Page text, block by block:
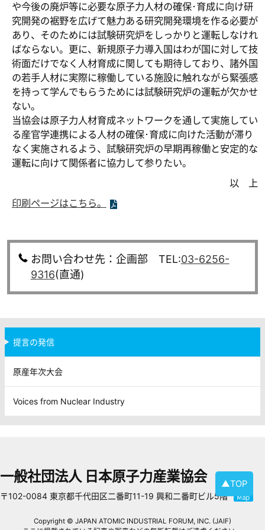
や今後の廃炉等に必要な原子力人材の確保･育成に向け研
究開発の裾野を広げて魅力ある研究開発環境を作る必要が
あり、そのためには試験研究炉をしっかりと運転しなけれ
ばならない。更に、新規原子力導入国はわが国に対して技
術面だけでなく人材育成に関しても期待しており、諸外国
の若手人材に実際に稼働している施設に触れながら緊張感
を持って学んでもらうためには試験研究炉の運転が欠かせ
ない。
当協会は原子力人材育成ネットワークを通して実施してい
る産官学連携による人材の確保･育成に向けた活動が滞り
なく実施されるよう、試験研究炉の早期再稼働と安定的な
運転に向けて関係者に協力して参りたい。
以 上
印刷ページはこちら。
お問い合わせ先：企画部 TEL:03-6256-
9316(直通)
提言の発信
原産年次大会
Voices from Nuclear Industry
▲TOP
一般社団法人 日本原子力産業協会
〒102-0084 東京都千代田区二番町11-19 興和二番町ビル5階
Copyright © JAPAN ATOMIC INDUSTRIAL FORUM, INC. (JAIF)